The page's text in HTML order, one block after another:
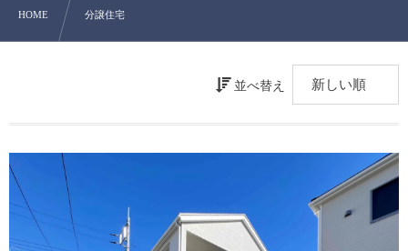
HOME 分譲住宅
並べ替え